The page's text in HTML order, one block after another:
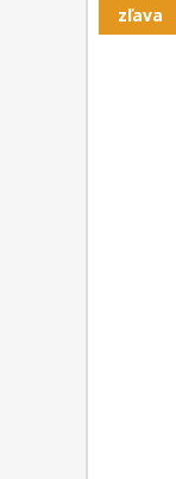
zľava